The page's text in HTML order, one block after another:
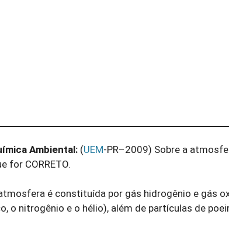
Ambiental: (UEM-PR–2009) Sobre a
for CORRETO.
é constituída por gás hidrogênio e gás
o nitrogênio e o hélio), além de partículas de